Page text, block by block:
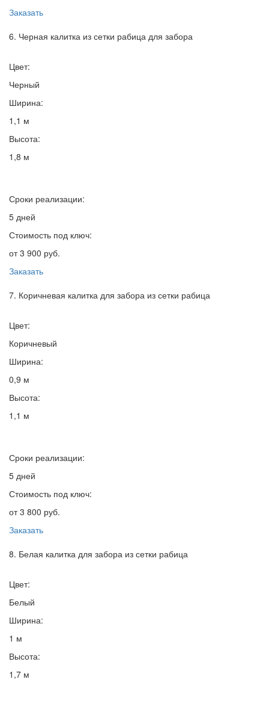
Заказать
6. Черная калитка из сетки рабица для забора
Цвет:
Черный
Ширина:
1,1 м
Высота:
1,8 м
Сроки реализации:
5 дней
Стоимость под ключ:
от 3 900 руб.
Заказать
7. Коричневая калитка для забора из сетки рабица
Цвет:
Коричневый
Ширина:
0,9 м
Высота:
1,1 м
Сроки реализации:
5 дней
Стоимость под ключ:
от 3 800 руб.
Заказать
8. Белая калитка для забора из сетки рабица
Цвет:
Белый
Ширина:
1 м
Высота:
1,7 м